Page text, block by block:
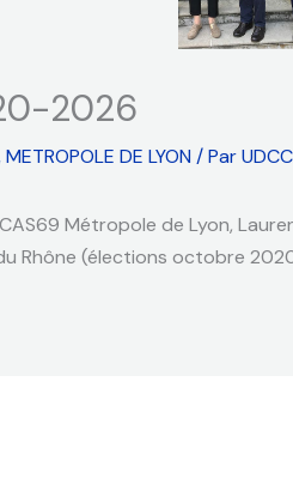
2026
METROPOLE DE LYON / Par
Métropole de Lyon,
Rhône (élections octobre